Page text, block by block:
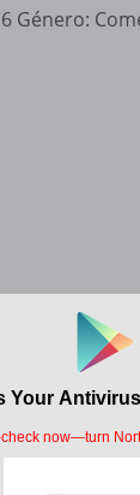
Género:
[2023][Sub-